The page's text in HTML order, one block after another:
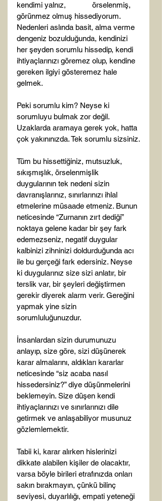
kendimi yalnız,             örselenmiş,
görünmez olmuş hissediyorum.
Nedenleri aslında basit, alma verme
dengeniz bozulduğunda, kendinizi
her şeyden sorumlu hissedip, kendi
ihtiyaçlarınızı göremez olup, kendine
gereken ilgiyi gösteremez hale
gelmek.
Peki sorumlu kim? Neyse ki
sorumluyu bulmak zor değil.
Uzaklarda aramaya gerek yok, hatta
çok yakınınızda. Tek sorumlu sizsiniz.
Tüm bu hissettiğiniz, mutsuzluk,
sıkışmışlık, örselenmişlik
duygularının tek nedeni sizin
davranışlarınız, sınırlarınızı ihlal
etmelerine müsaade etmeniz. Bunun
neticesinde “Zurnanın zırt dediği”
noktaya gelene kadar bir şey fark
edemezseniz, negatif duygular
kalbinizi zihninizi doldurduğunda acı
ile bu gerçeği fark edersiniz. Neyse
ki duygularınız size sizi anlatır, bir
terslik var, bir şeyleri değiştirmen
gerekir diyerek alarm verir. Gereğini
yapmak yine sizin
sorumluluğunuzdur.
İnsanlardan sizin durumunuzu
anlayıp, size göre, sizi düşünerek
karar almalarını, aldıkları kararlar
neticesinde “siz acaba nasıl
hissedersiniz?” diye düşünmelerini
beklemeyin. Size düşen kendi
ihtiyaçlarınızı ve sınırlarınızı dile
getirmek ve anlaşabiliyor musunuz
gözlemlemektir.
Tabii ki, karar alırken hislerinizi
dikkate alabilen kişiler de olacaktır,
varsa böyle birileri etrafınızda onları
sakın bırakmayın, çünkü bilinç
seviyesi, duyarlılığı, empati yeteneği